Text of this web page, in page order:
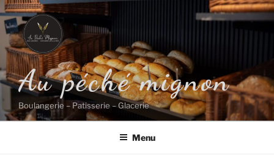
Aller
au
contenu
principal
Au péché mignon
Boulangerie – Patisserie – Glacerie
Menu